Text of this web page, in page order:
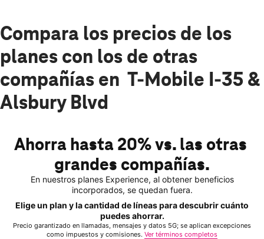
Compara los precios de los
planes con los de otras
compañías en T-Mobile I-35 &
Alsbury Blvd